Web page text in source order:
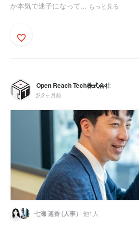
か本気で迷子になって... もっと見る
Open Reach Tech株式会社
約2ヶ月前
七瀬 遥香 (人事） 他1人